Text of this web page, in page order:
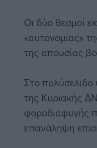
Οι δύο θεσμοί
«αυτονομίας»
της απουσίας
Στο
της Κυριακής
φοροδιαφυγής
επανάληψη